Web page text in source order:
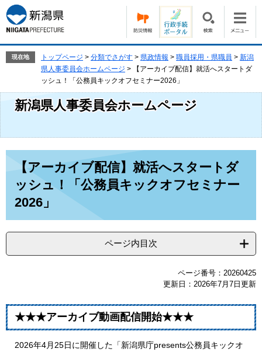
ー
ジ
の
す。
ニ
ュ
ー
し
て
本
文
へ
現在地 トップページ > 分類でさがす > 県政情報 > 職員採用・県職員 > 新潟
県人事委員会ホームページ >
【アーカイブ配信】就活へスタートダ
ッシュ！「公務員キックオフセミナー2026」
新潟県人事委員会ホームページ
【アーカイブ配信】就活へスタートダ
ッシュ！「公務員キックオフセミナー
2026」
ページ内目次
ページ番号：20260425
更新日：2026年7月7日更新
★★★アーカイブ動画配信開始★★★
2026年4月25日に開催した「新潟県庁presents公務員キックオ